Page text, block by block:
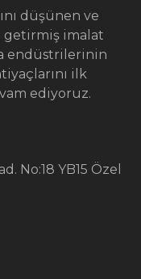
düşünen ve
imalat
endüstrilerinin
ilk
ediyoruz.
No:18 YB15 Özel